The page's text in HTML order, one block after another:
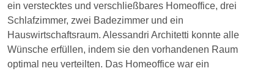
ein verstecktes und verschließbares Homeoffice, drei
Schlafzimmer, zwei Badezimmer und ein
Hauswirtschaftsraum. Alessandri Architetti konnte alle
Wünsche erfüllen, indem sie den vorhandenen Raum
optimal neu verteilten. Das Homeoffice war ein